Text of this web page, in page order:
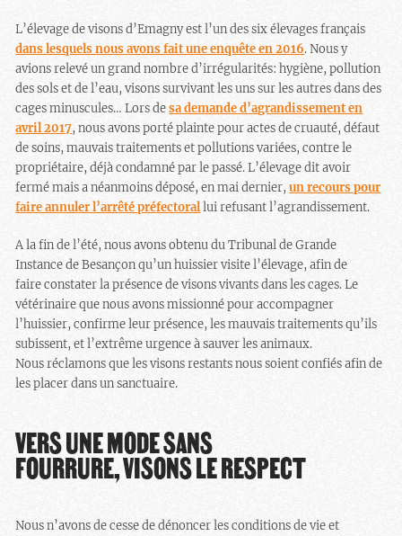
L’élevage de visons d’Emagny est l’un des six élevages français
dans lesquels nous avons fait une enquête en 2016. Nous y
avions relevé un grand nombre d’irrégularités: hygiène, pollution
des sols et de l’eau, visons survivant les uns sur les autres dans des
cages minuscules… Lors desa demande d’agrandissement en
avril 2017, nous avons porté plainte pour actes de cruauté, défaut
de soins, mauvais traitements et pollutions variées, contre le
propriétaire, déjà condamné par le passé. L’élevage dit avoir
fermé mais a néanmoins déposé, en mai dernier,un recours pour
faire annuler l’arrêté préfectorallui refusant l’agrandissement.
A la fin de l’été, nous avons obtenu du Tribunal de Grande
Instance de Besançon qu’un huissier visite l’élevage, afin de
faire constater la présence de visons vivants dans les cages. Le
vétérinaire que nous avons missionné pour accompagner
l’huissier, confirme leur présence, les mauvais traitements qu’ils
subissent, et l’extrême urgence à sauver les animaux.
Nous réclamons que les visons restants nous soient confiés afin de
les placer dans un sanctuaire.
VERS UNE MODE SANS
FOURRURE, VISONS LE RESPECT
Nous n’avons de cesse de dénoncer les conditions de vie et